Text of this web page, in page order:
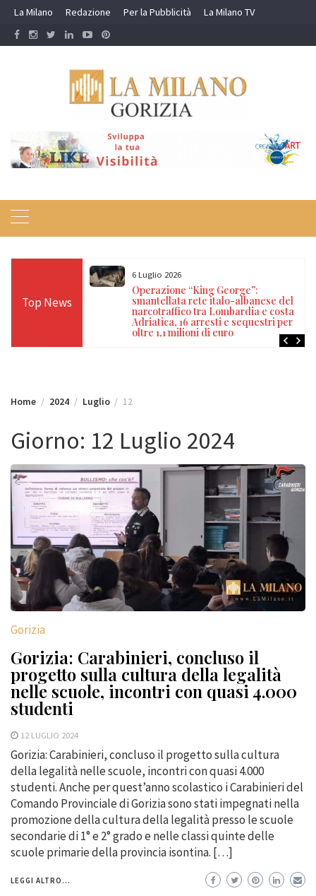
Skip
content
La Milano Redazione Per la Pubblicità La Milano TV
Top News
e Ventimiglia
6 Luglio 2026
Operazione “King George”:
smantellata rete italo-albanese del
narcotraffico tra Lombardia e costa
Adriatica, 16 arresti e sequestri per
oltre 1,1 milioni di euro
Home 2024 Luglio 12
Giorno: 12 Luglio 2024
Gorizia
Gorizia: Carabinieri, concluso il
progetto sulla cultura della legalità
nelle scuole, incontri con quasi 4.000
studenti
12 LUGLIO 2024
Gorizia: Carabinieri, concluso il progetto sulla cultura
della legalità nelle scuole, incontri con quasi 4.000
studenti. Anche per quest’anno scolastico i Carabinieri del
Comando Provinciale di Gorizia sono stati impegnati nella
promozione della cultura della legalità presso le scuole
secondarie di 1° e 2° grado e nelle classi quinte delle
scuole primarie della provincia isontina. […]
LEGGI ALTRO...